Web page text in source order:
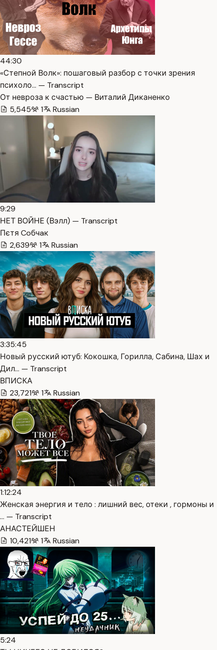
44:30
«Степной Волк»: пошаговый разбор с точки зрения
психоло… — Transcript
От невроза к счастью — Виталий Диканенко
5,545
1 Russian
9:29
НЕТ ВОЙНЕ (Вэлл) — Transcript
Пєтя Coбчaк
2,639
1 Russian
3:35:45
Новый русский ютуб: Кокошка, Горилла, Сабина, Шах и
Дил… — Transcript
ВПИСКА
23,721
1 Russian
1:12:24
Женская энергия и тело : лишний вес, отеки , гормоны и
… — Transcript
АНАСТЕЙШЕН
10,421
1 Russian
5:24